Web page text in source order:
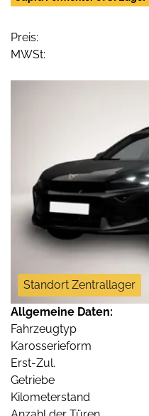
Preis:
MWSt:
Standort Zentrallager
Allgemeine Daten:
Fahrzeugtyp
Karosserieform
Erst-Zul.
Getriebe
Kilometerstand